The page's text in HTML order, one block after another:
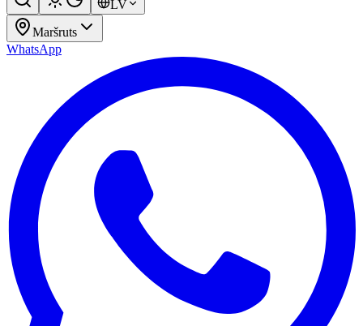
LV
Maršruts
WhatsApp